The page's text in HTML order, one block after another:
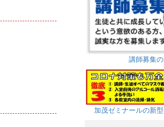
講師募集
加茂ゼミナールの新